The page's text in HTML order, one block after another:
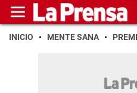
INICIO MENTE SANA